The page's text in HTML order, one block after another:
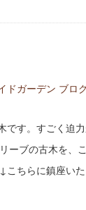
ドガーデン ブロ
です。すごく迫
ブの古木を、
ちらに鎮座い